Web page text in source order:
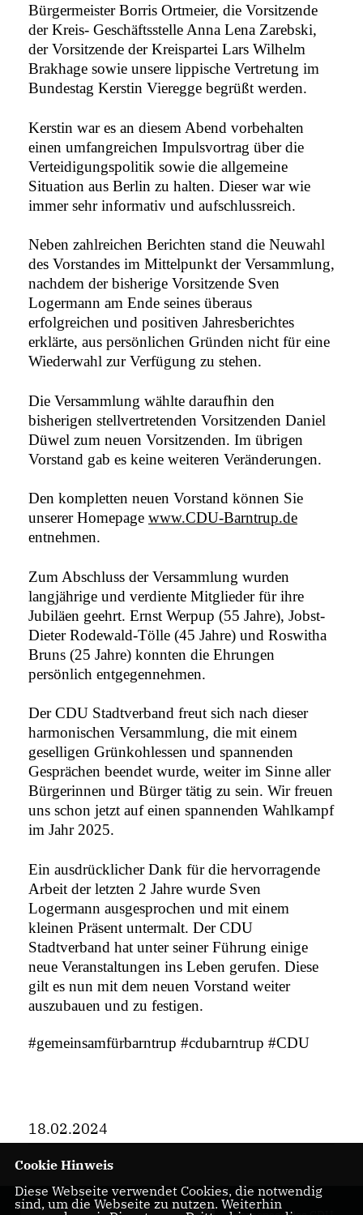
Bürgermeister Borris Ortmeier, die Vorsitzende
der Kreis- Geschäftsstelle Anna Lena Zarebski,
der Vorsitzende der Kreispartei Lars Wilhelm
Brakhage sowie unsere lippische Vertretung im
Bundestag Kerstin Vieregge begrüßt werden.
Kerstin war es an diesem Abend vorbehalten
einen umfangreichen Impulsvortrag über die
Verteidigungspolitik sowie die allgemeine
Situation aus Berlin zu halten. Dieser war wie
immer sehr informativ und aufschlussreich.
Neben zahlreichen Berichten stand die Neuwahl
des Vorstandes im Mittelpunkt der Versammlung,
nachdem der bisherige Vorsitzende Sven
Logermann am Ende seines überaus
erfolgreichen und positiven Jahresberichtes
erklärte, aus persönlichen Gründen nicht für eine
Wiederwahl zur Verfügung zu stehen.
Die Versammlung wählte daraufhin den
bisherigen stellvertretenden Vorsitzenden Daniel
Düwel zum neuen Vorsitzenden. Im übrigen
Vorstand gab es keine weiteren Veränderungen.
Den kompletten neuen Vorstand können Sie
unserer Homepage www.CDU-Barntrup.de
entnehmen.
Zum Abschluss der Versammlung wurden
langjährige und verdiente Mitglieder für ihre
Jubiläen geehrt. Ernst Werpup (55 Jahre), Jobst-
Dieter Rodewald-Tölle (45 Jahre) und Roswitha
Bruns (25 Jahre) konnten die Ehrungen
persönlich entgegennehmen.
Der CDU Stadtverband freut sich nach dieser
harmonischen Versammlung, die mit einem
geselligen Grünkohlessen und spannenden
Gesprächen beendet wurde, weiter im Sinne aller
Bürgerinnen und Bürger tätig zu sein. Wir freuen
uns schon jetzt auf einen spannenden Wahlkampf
im Jahr 2025.
Ein ausdrücklicher Dank für die hervorragende
Arbeit der letzten 2 Jahre wurde Sven
Logermann ausgesprochen und mit einem
kleinen Präsent untermalt. Der CDU
Stadtverband hat unter seiner Führung einige
neue Veranstaltungen ins Leben gerufen. Diese
gilt es nun mit dem neuen Vorstand weiter
auszubauen und zu festigen.
#gemeinsamfürbarntrup #cdubarntrup #CDU
18.02.2024
Cookie Hinweis
Diese Webseite verwendet Cookies, die notwendig
sind, um die Webseite zu nutzen. Weiterhin